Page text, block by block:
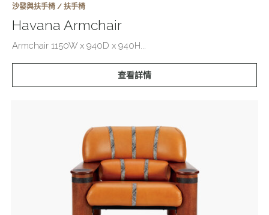
沙發與扶手椅 / 扶手椅
Havana Armchair
Armchair 1150W x 940D x 940H...
查看詳情